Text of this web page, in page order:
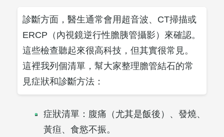
診斷方面，醫生通常會用超音波、CT掃描或
ERCP（內視鏡逆行性膽胰管攝影）來確認。
這些檢查聽起來很高科技，但其實很常見。
這裡我列個清單，幫大家整理膽管結石的常
見症狀和診斷方法：
症狀清單：腹痛（尤其是飯後）、發燒、
黃疸、食慾不振。